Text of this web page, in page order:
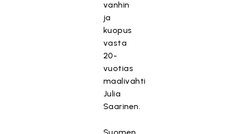
vanhin
ja
kuopus
vasta
20-
vuotias
maalivahti
Julia
Saarinen.